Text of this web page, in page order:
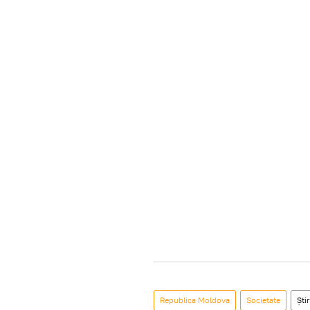
Republica Moldova Societate